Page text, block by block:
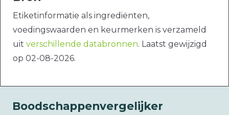
Etiketinformatie als ingrediënten,
voedingswaarden en keurmerken is verzameld
uit verschillende databronnen. Laatst gewijzigd
op 02-08-2026.
Boodschappenvergelijker